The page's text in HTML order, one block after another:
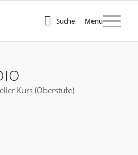
Suche Menü
Kurs (Oberstufe)